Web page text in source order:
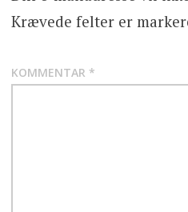
Krævede felter er
KOMMENTAR *